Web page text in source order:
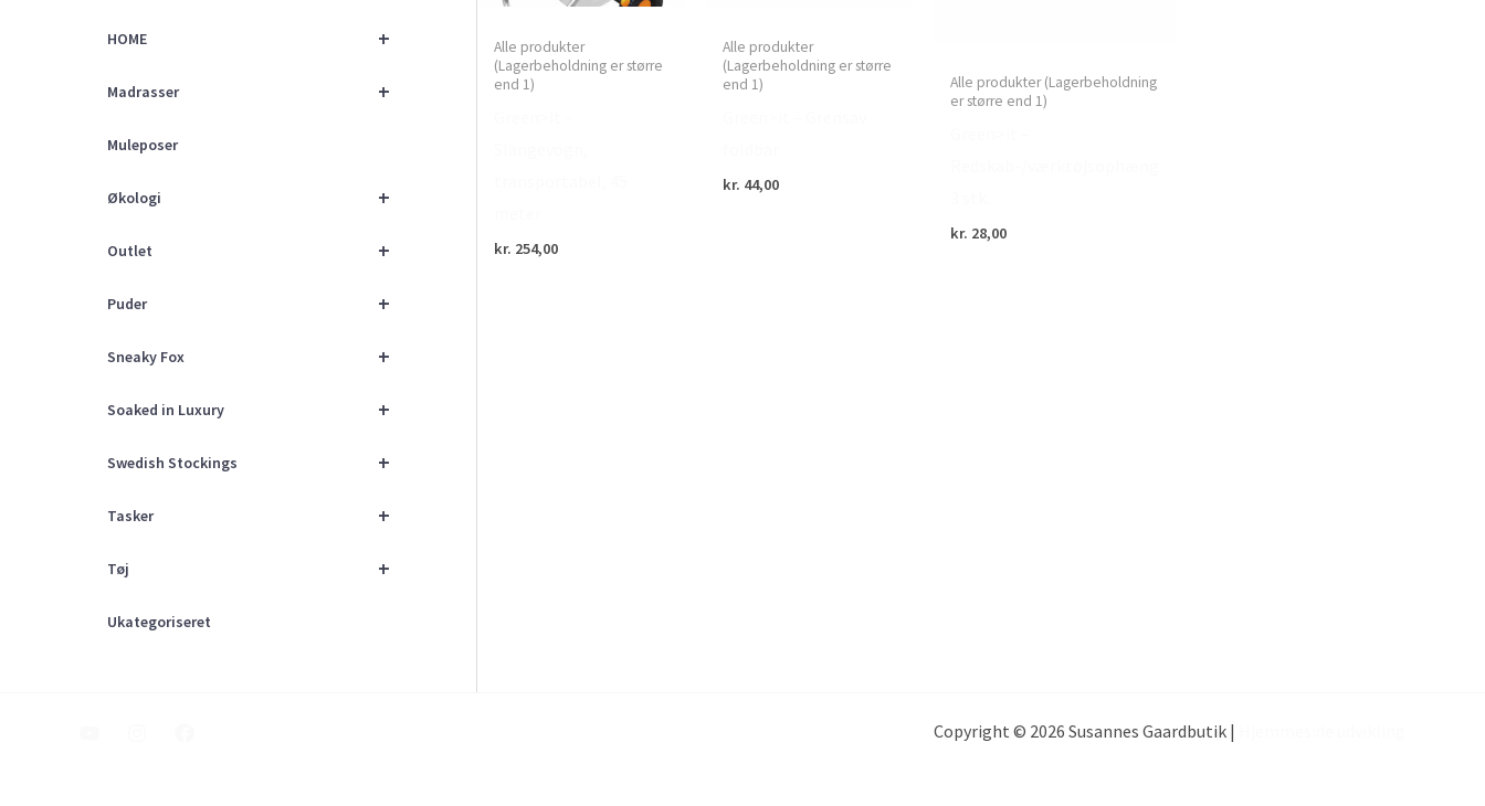
+
HOME
+
Madrasser
Muleposer
+
Økologi
+
Outlet
+
Puder
+
Sneaky Fox
+
Soaked in Luxury
+
Swedish Stockings
+
Tasker
+
Tøj
Ukategoriseret
Alle produkter
(Lagerbeholdning er større
end 1)
kr. 254,00
Alle produkter
(Lagerbeholdning er større
end 1)
kr. 44,00
Alle produkter (Lagerbeholdning
er større end 1)
kr. 28,00
Copyright © 2026 Susannes Gaardbutik |